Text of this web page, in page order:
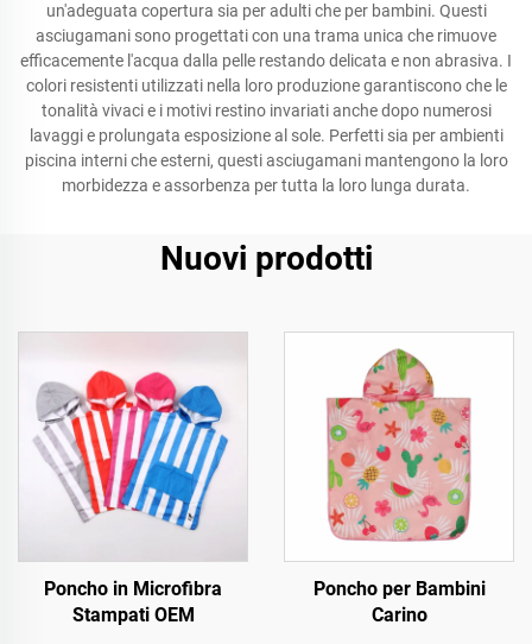
un'adeguata copertura sia per adulti che per bambini. Questi
asciugamani sono progettati con una trama unica che rimuove
efficacemente l'acqua dalla pelle restando delicata e non abrasiva. I
colori resistenti utilizzati nella loro produzione garantiscono che le
tonalità vivaci e i motivi restino invariati anche dopo numerosi
lavaggi e prolungata esposizione al sole. Perfetti sia per ambienti
piscina interni che esterni, questi asciugamani mantengono la loro
morbidezza e assorbenza per tutta la loro lunga durata.
Nuovi prodotti
Poncho in Microfibra
Stampati OEM
Poncho per Bambini
Carino